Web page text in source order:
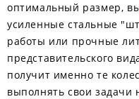
оптимальный размер,
усиленные стальные
работы или прочные
представительского
получит именно те
выполнять свои задачи